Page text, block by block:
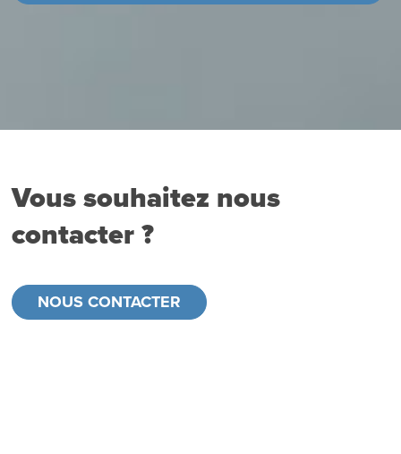
Vous souhaitez nous
contacter ?
NOUS CONTACTER